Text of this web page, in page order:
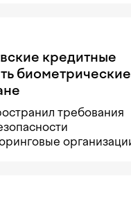
кредитные
биометрические
требования